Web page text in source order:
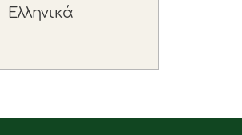
Ελληνικά